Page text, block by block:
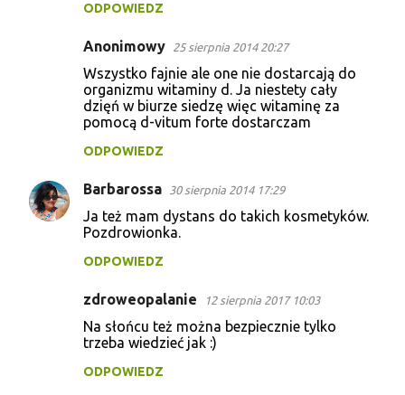
ODPOWIEDZ
Anonimowy 25 sierpnia 2014 20:27
Wszystko fajnie ale one nie dostarcają do
organizmu witaminy d. Ja niestety cały
dzięń w biurze siedzę więc witaminę za
pomocą d-vitum forte dostarczam
ODPOWIEDZ
Barbarossa 30 sierpnia 2014 17:29
Ja też mam dystans do takich kosmetyków.
Pozdrowionka.
ODPOWIEDZ
zdroweopalanie 12 sierpnia 2017 10:03
Na słońcu też można bezpiecznie tylko
trzeba wiedzieć jak :)
ODPOWIEDZ